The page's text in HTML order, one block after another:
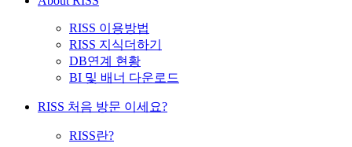
RISS 이용방법
RISS 지식더하기
DB연계 현황
BI 및 배너 다운로드
RISS 처음 방문 이세요?
RISS란?